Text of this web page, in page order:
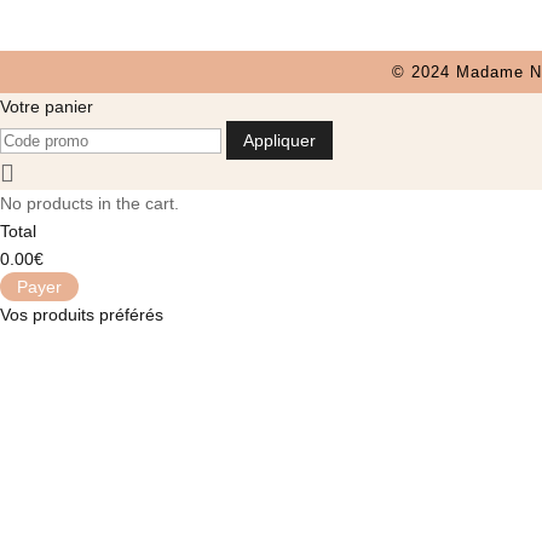
© 2024 Madame
Votre panier
Appliquer
No products in the cart.
Total
0.00€
Payer
Vos produits préférés